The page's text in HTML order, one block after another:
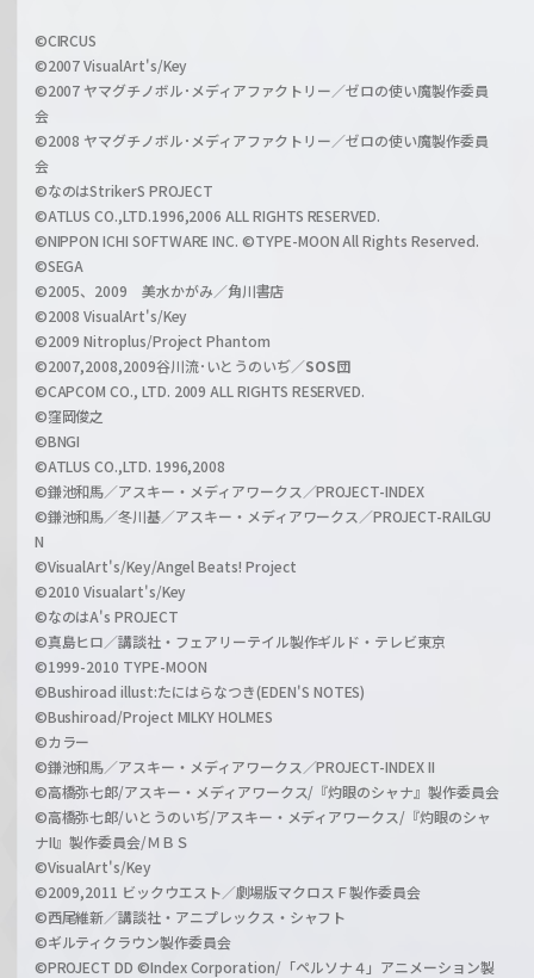
a
r
z
i
l
h
a
n
l
©CIRCUS
©2007 VisualArt's/Key
©2007 ヤマグチノボル･メディアファクトリー／ゼロの使い魔製作委員
会
©2008 ヤマグチノボル･メディアファクトリー／ゼロの使い魔製作委員
会
©なのはStrikerS PROJECT
©ATLUS CO.,LTD.1996,2006 ALL RIGHTS RESERVED.
©NIPPON ICHI SOFTWARE INC. ©TYPE-MOON All Rights Reserved.
©SEGA
©2005、2009 美水かがみ／角川書店
©2008 VisualArt's/Key
©2009 Nitroplus/Project Phantom
©2007,2008,2009谷川流･いとうのいぢ／SOS団
©CAPCOM CO., LTD. 2009 ALL RIGHTS RESERVED.
©窪岡俊之
©BNGI
©ATLUS CO.,LTD. 1996,2008
©鎌池和馬／アスキー・メディアワークス／PROJECT-INDEX
©鎌池和馬／冬川基／アスキー・メディアワークス／PROJECT-RAILGU
N
©VisualArt's/Key/Angel Beats! Project
©2010 Visualart's/Key
©なのはA's PROJECT
©真島ヒロ／講談社・フェアリーテイル製作ギルド・テレビ東京
©1999-2010 TYPE-MOON
©Bushiroad illust:たにはらなつき(EDEN'S NOTES)
©Bushiroad/Project MILKY HOLMES
©カラー
©鎌池和馬／アスキー・メディアワークス／PROJECT-INDEX II
©高橋弥七郎/アスキー・メディアワークス/『灼眼のシャナ』製作委員会
©高橋弥七郎/いとうのいぢ/アスキー・メディアワークス/『灼眼のシャ
ナII』製作委員会/ＭＢＳ
©VisualArt's/Key
©2009,2011 ビックウエスト／劇場版マクロスＦ製作委員会
©西尾維新／講談社・アニプレックス・シャフト
©ギルティクラウン製作委員会
©PROJECT DD ©Index Corporation/「ペルソナ４」アニメーション製